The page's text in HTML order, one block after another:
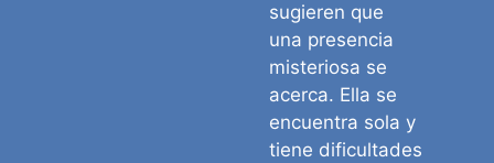
sugieren que
una presencia
misteriosa se
acerca. Ella se
encuentra sola y
tiene dificultades